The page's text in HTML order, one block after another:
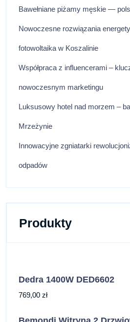
Bawełniane piżamy męskie —
Nowoczesne rozwiązania
fotowoltaika w Koszalinie
Współpraca z influencerami –
nowoczesnym marketingu
Luksusowy hotel nad morzem –
Mrzeżynie
Innowacyjne zgniatarki
odpadów
Produkty
Dedra 1400W DED6602
769,00 zł